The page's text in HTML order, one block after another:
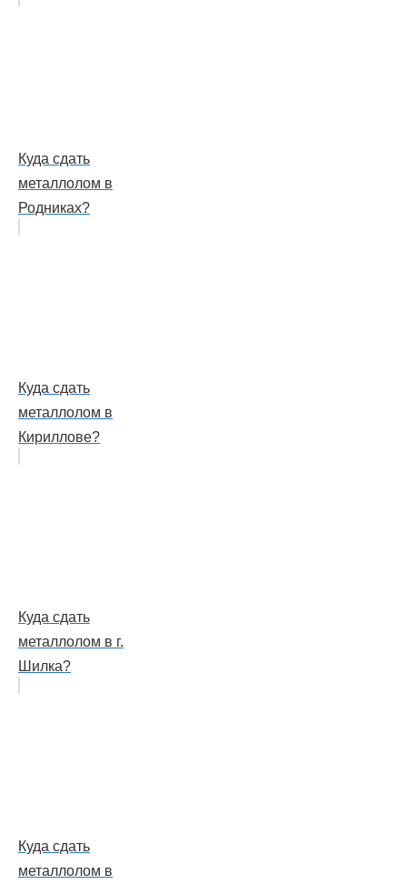
Куда сдать
металлолом в
Родниках?
Куда сдать
металлолом в
Кириллове?
Куда сдать
металлолом в г.
Шилка?
Куда сдать
металлолом в